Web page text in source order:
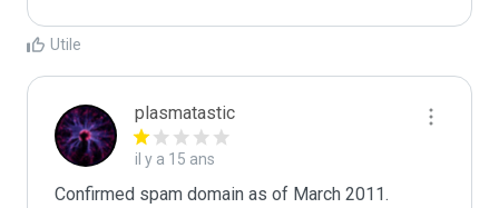
Utile
plasmatastic
il y a 15 ans
Confirmed spam domain as of March 2011.